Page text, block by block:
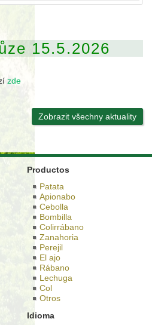
15.5.2026
zde
Zobrazit všechny aktuality
Productos
Patata
Apionabo
Cebolla
Bombilla
Colirrábano
Zanahoria
Perejil
El ajo
Rábano
Lechuga
Col
Otros
Idioma